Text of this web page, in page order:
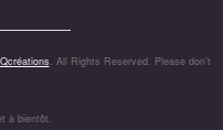
. All Rights Reserved. Please don’t
à bientôt.